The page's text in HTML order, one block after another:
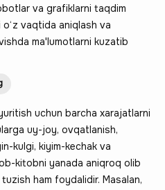
va grafiklarni taqdim
vaqtida aniqlash va
ma'lumotlarni kuzatib
uchun barcha xarajatlarni
uy-joy, ovqatlanish,
kulgi, kiyim-kechak va
kitobni yanada aniqroq olib
ham foydalidir. Masalan,